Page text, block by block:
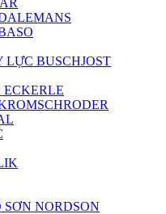
BUSCHJOST
NORDSON